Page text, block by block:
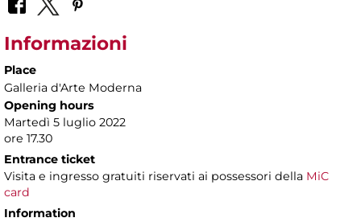
Informazioni
Place
Galleria d'Arte Moderna
Opening hours
Martedì 5 luglio 2022
ore 17.30
Entrance ticket
Visita e ingresso gratuiti riservati ai possessori della MiC
card
Information